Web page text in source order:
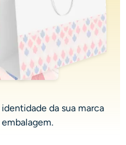
da sua marca
embalagem.